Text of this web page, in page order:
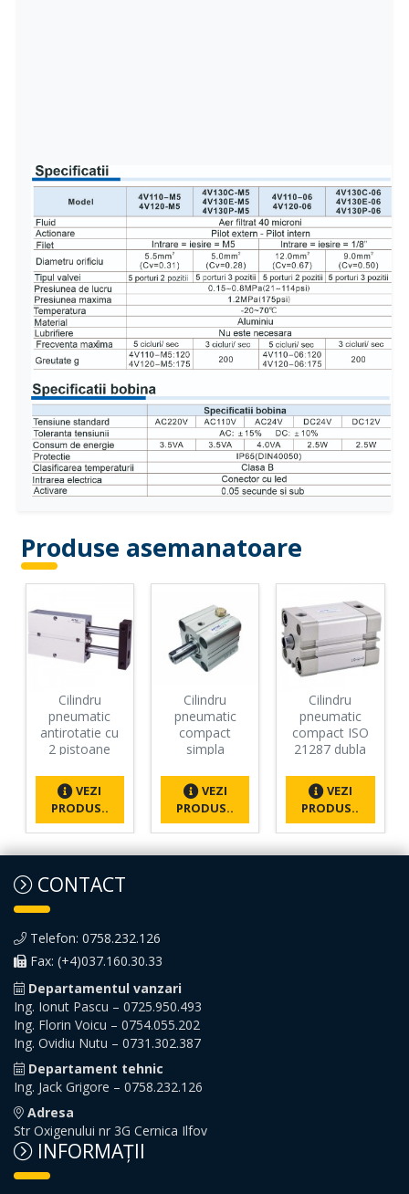
Produse asemanatoare
Cilindru
pneumatic
antirotatie cu
2 pistoane
actionare seria
TN Ø32 Cursa
40 mm 32x40
VEZI
PRODUS..
Cilindru
pneumatic
compact
simpla
actionata seria
ACQ fara
magnet Ø20
Cursa 10 mm -
20x10
VEZI
PRODUS..
Cilindru
pneumatic
compact ISO
21287 dubla
ACE cu
magnet Piston
Ø12 Cursa 10
mm
VEZI
PRODUS..
CONTACT
Telefon: 0758.232.126
Fax: (+4)037.160.30.33
Departamentul vanzari
Ing. Ionut Pascu – 0725.950.493
Ing. Florin Voicu – 0754.055.202
Ing. Ovidiu Nutu – 0731.302.387
Departament tehnic
Ing. Jack Grigore – 0758.232.126
Adresa
Str Oxigenului nr 3G Cernica Ilfov
INFORMAŢII